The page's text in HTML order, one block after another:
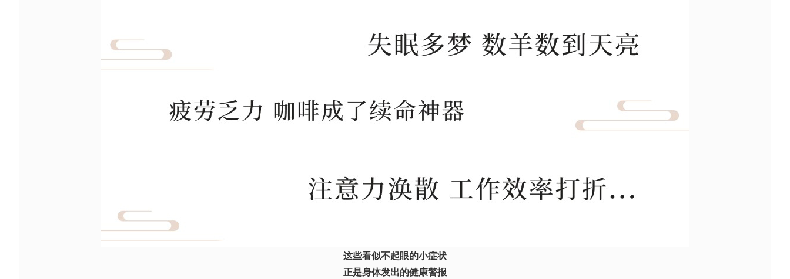
这些看似不起眼的小症状
正是身体发出的健康警报